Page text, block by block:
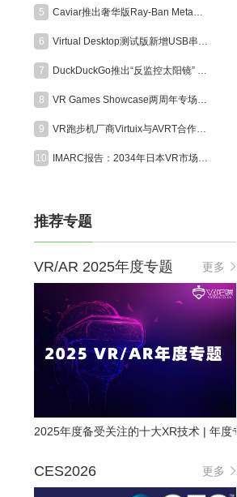
5
6
7
8
9
10
推荐专题
VR/AR 2025年度专题 更多
2025年度备受关注的十大XR技术 | 年度
CES2026 更多